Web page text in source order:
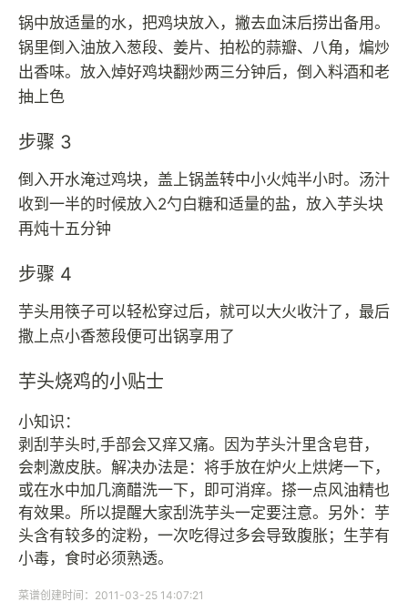
锅中放适量的水，把鸡块放入，撇去血沫后捞出备用。
锅里倒入油放入葱段、姜片、拍松的蒜瓣、八角，煸炒
出香味。放入焯好鸡块翻炒两三分钟后，倒入料酒和老
抽上色
步骤 3
倒入开水淹过鸡块，盖上锅盖转中小火炖半小时。汤汁
收到一半的时候放入2勺白糖和适量的盐，放入芋头块
再炖十五分钟
步骤 4
芋头用筷子可以轻松穿过后，就可以大火收汁了，最后
撒上点小香葱段便可出锅享用了
芋头烧鸡的小贴士
小知识：
剥刮芋头时,手部会又痒又痛。因为芋头汁里含皂苷，
会刺激皮肤。解决办法是：将手放在炉火上烘烤一下，
或在水中加几滴醋洗一下，即可消痒。搽一点风油精也
有效果。所以提醒大家刮洗芋头一定要注意。另外：芋
头含有较多的淀粉，一次吃得过多会导致腹胀；生芋有
小毒，食时必须熟透。
菜谱创建时间：2011-03-25 14:07:21